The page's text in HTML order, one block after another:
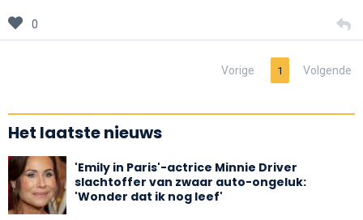
0
Vorige 1 Volgende
Het laatste nieuws
'Emily in Paris'-actrice Minnie Driver
slachtoffer van zwaar auto-ongeluk:
'Wonder dat ik nog leef'